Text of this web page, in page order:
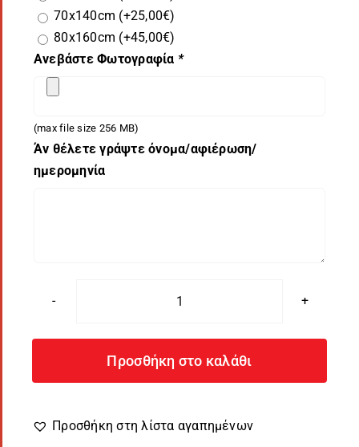
70x140cm (+25,00€)
80x160cm (+45,00€)
Ανεβάστε Φωτογραφία *
(max file size 256 MB)
Άν θέλετε γράψτε όνομα/αφιέρωση/
ημερομηνία
Πετσέτα
LoveMe
ποσότητα
Προσθήκη στο καλάθι
Προσθήκη στη λίστα αγαπημένων